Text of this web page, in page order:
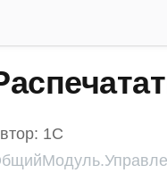
1С